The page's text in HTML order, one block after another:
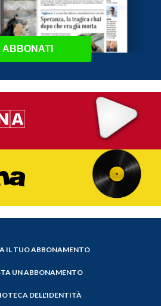
ABBONATI
IL TUO ABBONAMENTO
UN ABBONAMENTO
DELL'IDENTITÀ